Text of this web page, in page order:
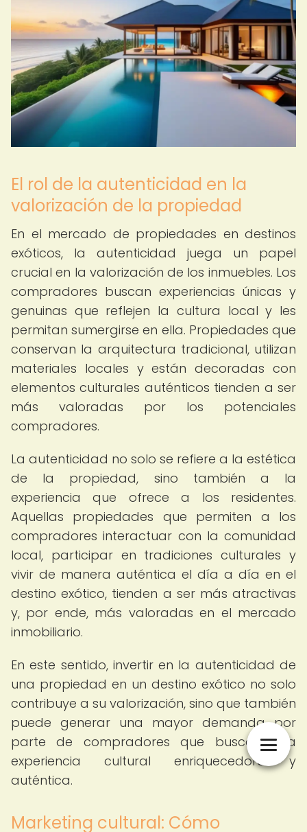
El rol de la autenticidad en la
valorización de la propiedad
En el mercado de propiedades en destinos
exóticos, la autenticidad juega un papel
crucial en la valorización de los inmuebles. Los
compradores buscan experiencias únicas y
genuinas que reflejen la cultura local y les
permitan sumergirse en ella. Propiedades que
conservan la arquitectura tradicional, utilizan
materiales locales y están decoradas con
elementos culturales auténticos tienden a ser
más valoradas por los potenciales
compradores.
La autenticidad no solo se refiere a la estética
de la propiedad, sino también a la
experiencia que ofrece a los residentes.
Aquellas propiedades que permiten a los
compradores interactuar con la comunidad
local, participar en tradiciones culturales y
vivir de manera auténtica el día a día en el
destino exótico, tienden a ser más atractivas
y, por ende, más valoradas en el mercado
inmobiliario.
En este sentido, invertir en la autenticidad de
una propiedad en un destino exótico no solo
contribuye a su valorización, sino que también
puede generar una mayor demanda por
parte de compradores que buscan una
experiencia cultural enriquecedora y
auténtica.
Marketing cultural: Cómo